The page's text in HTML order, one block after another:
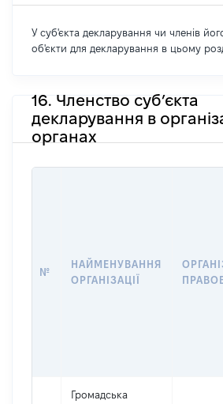
У суб'єкта декларування чи членів його
об'єкти для декларування в цьому
16. Членство суб’єкта
декларування в
органах
№
НАЙМЕНУВАННЯ
ОРГАНІЗАЦІЇ
Громадська